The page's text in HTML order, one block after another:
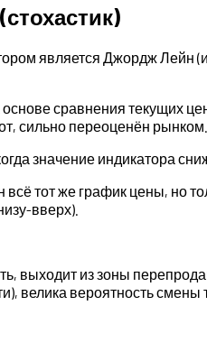
является Джордж
основе сравнения
сильно переоценён
значение индикатора
тот же график цены, но
вверх).
выходит из зоны
велика вероятность смены